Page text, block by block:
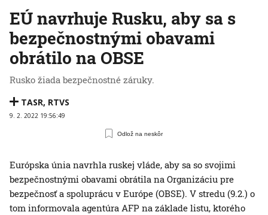
EÚ navrhuje Rusku, aby sa s
bezpečnostnými obavami
obrátilo na OBSE
Rusko žiada bezpečnostné záruky.
TASR, RTVS
9. 2. 2022 19:56:49
Odlož na neskôr
Európska únia navrhla ruskej vláde, aby sa so svojimi
bezpečnostnými obavami obrátila na Organizáciu pre
bezpečnosť a spoluprácu v Európe (OBSE). V stredu (9.2.) o
tom informovala agentúra AFP na základe listu, ktorého